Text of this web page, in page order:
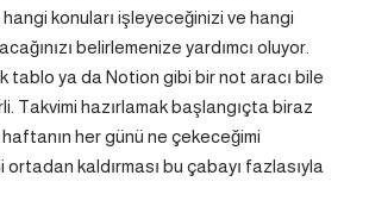
hangi konuları işleyeceğinizi ve hangi
belirlemenize yardımcı oluyor.
tablo ya da Notion gibi bir not aracı bile
Takvimi hazırlamak başlangıçta biraz
her günü ne çekeceğimi
kaldırması bu çabayı fazlasıyla